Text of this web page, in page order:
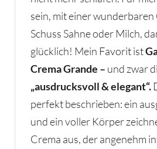
sein, mit einer wunderbaren
Schuss Sahne oder Milch,
glücklich! Mein Favorit ist
Crema Grande – und zwar
„ausdrucksvoll & elegant“.
perfekt beschrieben: ein
und ein voller Körper
Crema aus, der angenehm